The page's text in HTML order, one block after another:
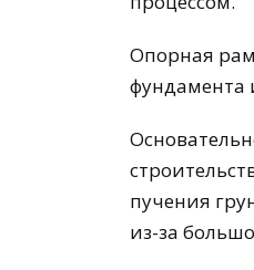
Опорная
фундамента
пучения
из-за